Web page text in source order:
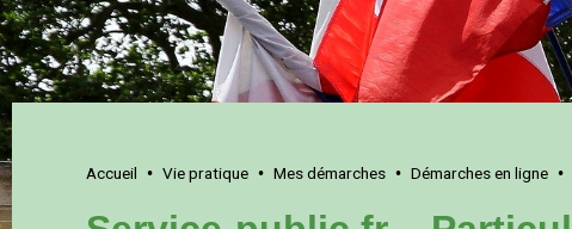
Accueil • Vie pratique • Mes démarches • Démarches en ligne •